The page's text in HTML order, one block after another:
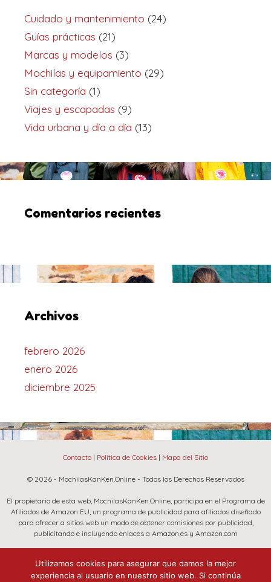
Cuidado y mantenimiento (24)
Guías prácticas (21)
Marcas y modelos (3)
Mochilas y equipamiento (29)
Sin categoría (1)
Viajes y escapadas (9)
Vida urbana y día a día (13)
Comentarios recientes
Archivos
febrero 2026
enero 2026
diciembre 2025
Contacto | Política de Cookies | Mapa del Sitio
© 2026 - MochilasKanKen.Online - Todos los Derechos Reservados
El propietario de esta web, MochilasKanKen.Online, participa en el Programa de
Afiliados de Amazon EU, un programa de publicidad para afiliados diseñado
para ofrecer a sitios web un modo de obtener comisiones por publicidad,
publicitando e incluyendo enlaces a Amazon.es y Amazon.com
Amazon.com, Inc. o sus afiliados.
Utilizamos cookies para asegurar que damos la mejor
experiencia al usuario en nuestro sitio web. Si continúa